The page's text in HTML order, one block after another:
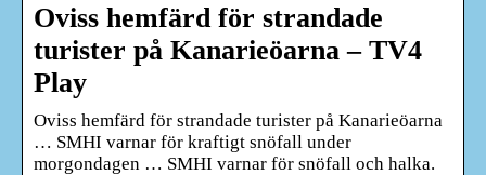
Oviss hemfärd för strandade
turister på Kanarieöarna – TV4
Play
Oviss hemfärd för strandade turister på Kanarieöarna
… SMHI varnar för kraftigt snöfall under
morgondagen … SMHI varnar för snöfall och halka.